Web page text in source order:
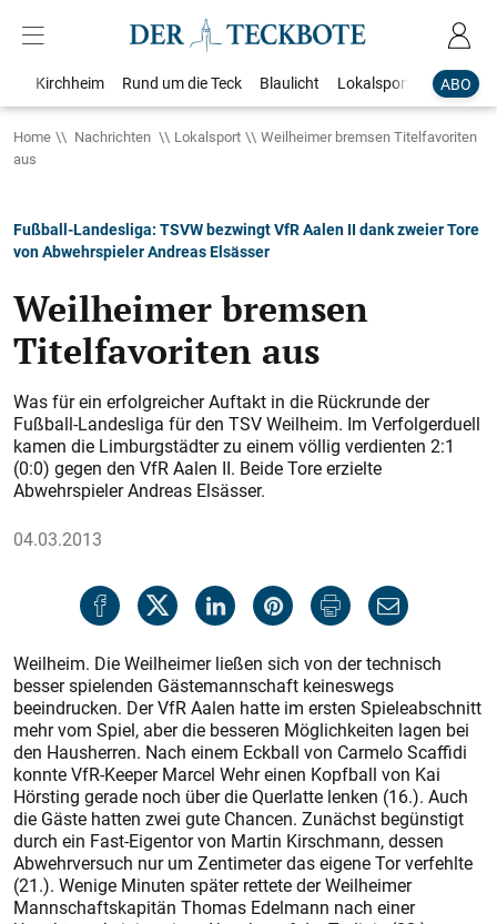
ABO
Kirchheim Rund um die Teck Blaulicht Lokalsport
Home Nachrichten Lokalsport
Weilheimer bremsen Titelfavoriten
aus
Fußball-Landesliga: TSVW bezwingt VfR Aalen II dank zweier Tore
von Abwehrspieler Andreas Elsässer
Weilheimer bremsen
Titelfavoriten aus
Was für ein erfolgreicher Auftakt in die Rückrunde der
Fußball-Landesliga für den TSV Weilheim. Im Verfolgerduell
kamen die Limburgstädter zu einem völlig verdienten 2:1
(0:0) gegen den VfR Aalen II. Beide Tore erzielte
Abwehrspieler Andreas Elsässer.
04.03.2013
Weilheim. Die Weilheimer ließen sich von der technisch
besser spielenden Gästemannschaft keineswegs
beeindrucken. Der VfR Aalen hatte im ersten Spieleabschnitt
mehr vom Spiel, aber die besseren Möglichkeiten lagen bei
den Hausherren. Nach einem Eckball von Carmelo Scaffidi
konnte VfR-Keeper Marcel Wehr einen Kopfball von Kai
Hörsting gerade noch über die Querlatte lenken (16.). Auch
die Gäste hatten zwei gute Chancen. Zunächst begünstigt
durch ein Fast-Eigentor von Martin Kirschmann, dessen
Abwehrversuch nur um Zentimeter das eigene Tor verfehlte
(21.). Wenige Minuten später rettete der Weilheimer
Mannschaftskapitän Thomas Edelmann nach einer